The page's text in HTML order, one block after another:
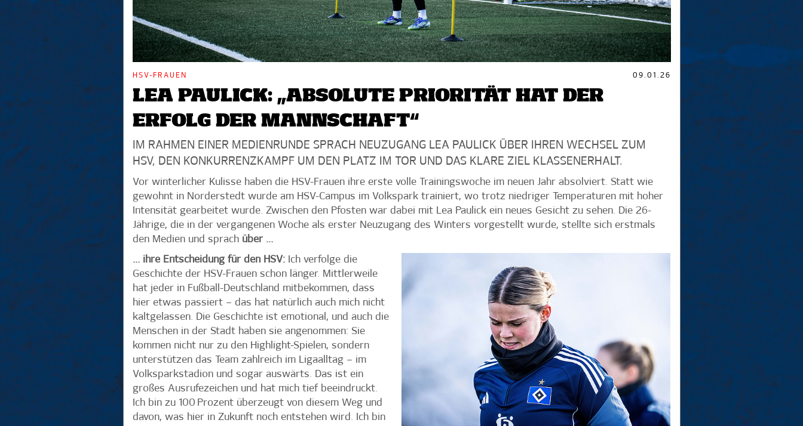
HSV-FRAUEN 09.01.26
LEA PAULICK: „ABSOLUTE PRIORITÄT HAT DER
ERFOLG DER MANNSCHAFT“
IM RAHMEN EINER MEDIENRUNDE SPRACH NEUZUGANG LEA PAULICK ÜBER IHREN WECHSEL ZUM
HSV, DEN KONKURRENZKAMPF UM DEN PLATZ IM TOR UND DAS KLARE ZIEL KLASSENERHALT.
Vor winterlicher Kulisse haben die HSV-Frauen ihre erste volle Trainingswoche im neuen Jahr absolviert. Statt wie
gewohnt in Norderstedt wurde am HSV-Campus im Volkspark trainiert, wo trotz niedriger Temperaturen mit hoher
Intensität gearbeitet wurde. Zwischen den Pfosten war dabei mit Lea Paulick ein neues Gesicht zu sehen. Die 26-
Jährige, die in der vergangenen Woche als erster Neuzugang des Winters vorgestellt wurde, stellte sich erstmals
den Medien und sprach über …
… ihre Entscheidung für den HSV:Ich verfolge die
Geschichte der HSV-Frauen schon länger. Mittlerweile
hat jeder in Fußball-Deutschland mitbekommen, dass
hier etwas passiert – das hat natürlich auch mich nicht
kaltgelassen. Die Geschichte ist emotional, und auch die
Menschen in der Stadt haben sie angenommen: Sie
kommen nicht nur zu den Highlight-Spielen, sondern
unterstützen das Team zahlreich im Ligaalltag – im
Volksparkstadion und sogar auswärts. Das ist ein
großes Ausrufezeichen und hat mich tief beeindruckt.
Ich bin zu 100 Prozent überzeugt von diesem Weg und
davon, was hier in Zukunft noch entstehen wird. Ich bin